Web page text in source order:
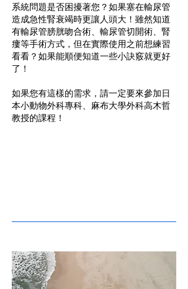
系統問題是否困擾著您？如果塞在輸尿管
造成急性腎衰竭時更讓人頭大！雖然知道
有輸尿管膀胱吻合術、輸尿管切開術、腎
瘻等手術方式，但在實際使用之前想練習
看看？如果能順便知道一些小訣竅就更好
了！
如果您有這樣的需求，請一定要來參加日
本小動物外科專科、麻布大學外科高木哲
教授的課程！